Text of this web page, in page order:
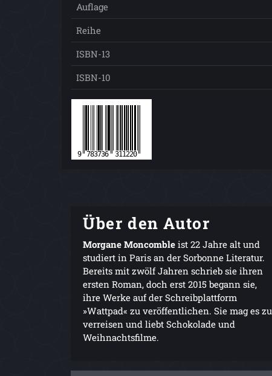
Auflage
Reihe
ISBN-13
ISBN-10
Über den Autor
Morgane Moncomble ist 22 Jahre alt und
studiert in Paris an der Sorbonne Literatur.
Bereits mit zwölf Jahren schrieb sie ihren
ersten Roman, doch erst 2015 begann sie,
ihre Werke auf der Schreibplattform
»Wattpad« zu veröffentlichen. Sie mag es zu
verreisen und liebt Schokolade und
Weihnachtsfilme.